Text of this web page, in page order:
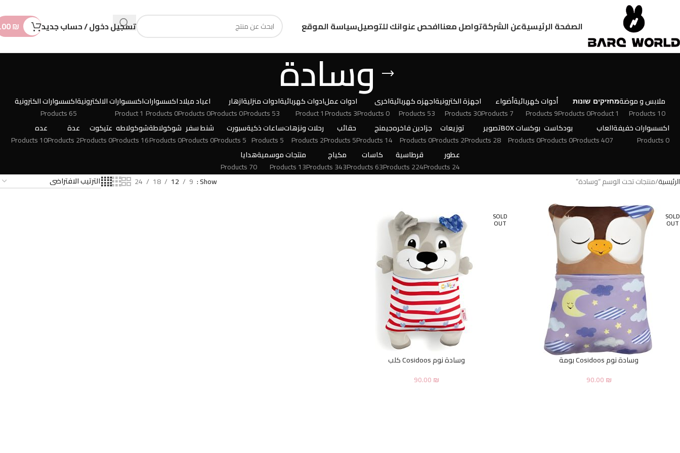
الصفحة الرئيسيةعن الشركةتواصل معناافحص عنوانك للتوصيلسياسة الموقع تسجيل دخول / حساب جديد ₪
وسادة
ملابس و موضة
10 Products
מחזיקים
1 Product
שונות
0 Products
أدوات كهربائية
9 Products
أضواء
7 Products
اجهزة الكترونية
30 Products
اجهزه كهربائية
53 Products
اخرى
0 Products
ادوات عمل
3 Products
ادوات كهربائية
1 Product
ادوات منزلية
53 Products
ازهار
0 Products
اعياد ميلاد
0 Products
اكسسوارات
0 Products
اكسسوارات الالكترونية
1 Product
اكسسوارات الكترونية
65 Products
اكسسوارات خفيفة
0 Products
العاب
407 Products
بودكاست
0 Products
بوكسات BOX
0 Products
تصوير
28 Products
توزيعات
2 Products
جزادين فاخره
0 Products
جيمنج
14 Products
حقائب
5 Products
رحلات ونزهات
2 Products
ساعات ذكية
5 Products
سبورت
5 Products
شنط سفر
0 Products
شوكولاطة
0 Products
شوكولاطه
16 Products
عتيكوت
0 Products
عدة
2 Products
عده
10 Products
عطور
24 Products
قرطاسية
224 Products
كاسات
63 Products
مكياج
343 Products
منتجات موسمية
13 Products
هدايا
70 Products
الرئيسية منتجات تحت الوسم “وسادة” Show
9
12
18
24
SOLD
OUT
وسادة نوم Cosidoos بومة
90.00₪
SOLD
OUT
وسادة نوم Cosidoos كلب
90.00₪